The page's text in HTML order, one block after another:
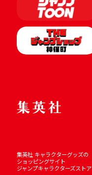
集英社 キャラクターグッズの
ショッピングサイト
ジャンプキャラクターズストア